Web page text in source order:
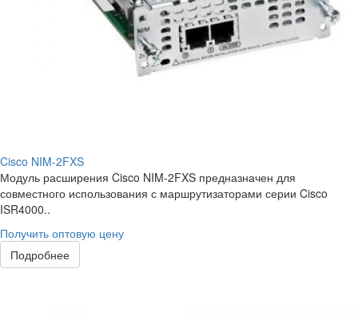
Cisco NIM-2FXS
Модуль расширения Cisco NIM-2FXS предназначен для
совместного использования с маршрутизаторами серии Cisco
ISR4000..
Получить оптовую цену
Подробнее